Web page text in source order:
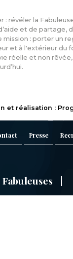
: révéler la
et de partage,
mission : porter un
et à l'extérieur du
réelle et non
et réalisation :
Presse